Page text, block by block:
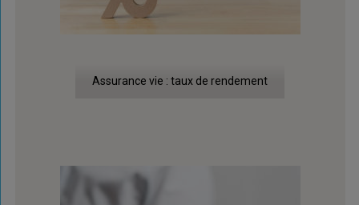
Assurance vie : taux de rendement